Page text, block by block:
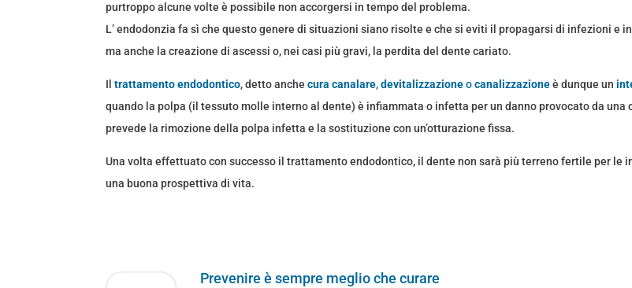
purtroppo alcune volte è possibile non accorgersi in tempo del problema.
L’ endodonzia fa sì che questo genere di situazioni siano risolte e che si eviti il propagarsi di infezioni
ma anche la creazione di ascessi o, nei casi più gravi, la perdita del dente cariato.
Iltrattamento endodontico, detto anchecura canalare,devitalizzazioneocanalizzazioneè dunque un
quando la polpa (il tessuto molle interno al dente) è infiammata o infetta per un danno provocato da una
prevede la rimozione della polpa infetta e la sostituzione con un’otturazione fissa.
Una volta effettuato con successo il trattamento endodontico, il dente non sarà più terreno fertile per
una buona prospettiva di vita.
Prevenire è sempre meglio che curare